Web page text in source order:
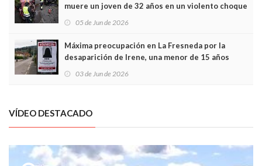
muere un joven de 32 años en un violento choque
frontal
05 de Jun de 2026
Máxima preocupación en La Fresneda por la
desaparición de Irene, una menor de 15 años
03 de Jun de 2026
VÍDEO DESTACADO